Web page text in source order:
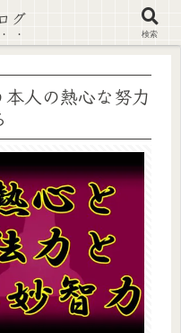
報に注意 ▶確認する◀
人の熱心な努力
グ
検索